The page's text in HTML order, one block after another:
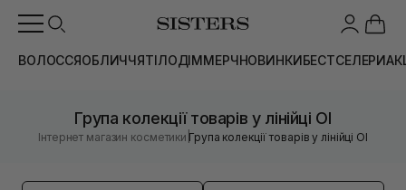
ВОЛОССЯОБЛИЧЧЯТІЛОДІММЕРЧНОВИНКИБЕСТСЕЛЕРИ
Група колекції товарів у лінійці OI
Інтернет магазин косметики |Група колекції товарів у лінійці OI